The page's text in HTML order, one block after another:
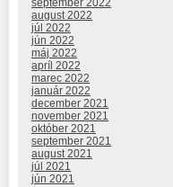
september 2022
august 2022
júl 2022
jún 2022
máj 2022
apríl 2022
marec 2022
január 2022
december 2021
november 2021
október 2021
september 2021
august 2021
júl 2021
jún 2021